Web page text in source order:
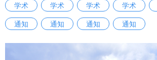
学术 学术 学术 学术
通知
通知 通知 通知